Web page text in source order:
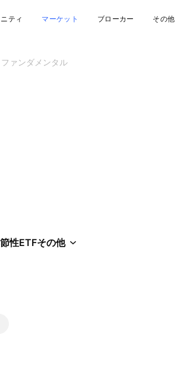
ティ マーケット ブローカー その他
ファンダメンタル
性ETFその他